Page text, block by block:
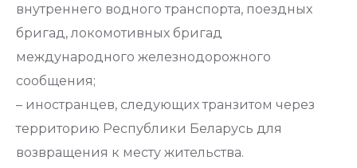
внутреннего водного транспорта, поездных
бригад, локомотивных бригад
международного железнодорожного
сообщения;
– иностранцев, следующих транзитом через
территорию Республики Беларусь для
возвращения к месту жительства.